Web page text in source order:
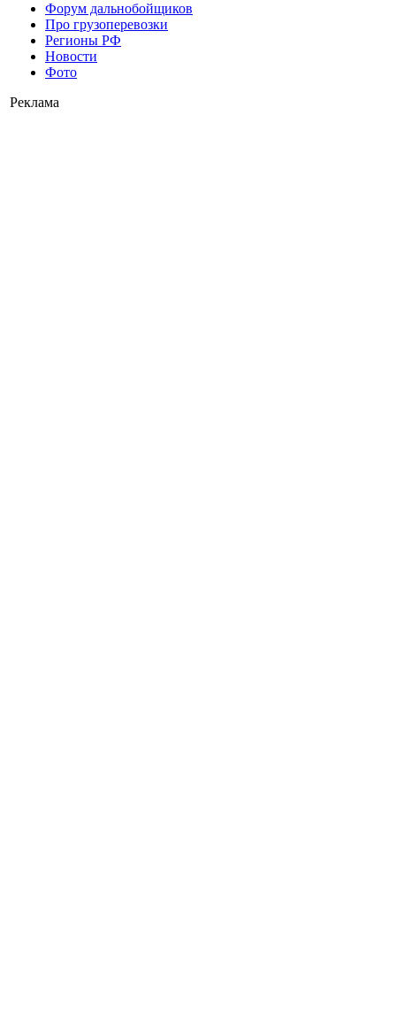
Форум дальнобойщиков
Про грузоперевозки
Регионы РФ
Новости
Фото
Реклама